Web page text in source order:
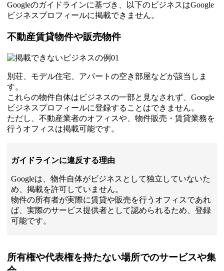
Googleのガイドラインに基づき、以下のビジネスはGoogle
ビジネスプロフィールに掲載できません。
不動産賃貸物件や販売物件
別荘、モデル住宅、アパートの空き部屋などが該当しま
す。
これらの物件自体はビジネスの一部と見なされず、Google
ビジネスプロフィールに登録することはできません。
ただし、不動産業者のオフィスや、物件販売・賃貸業務を
行うオフィスは掲載可能です。
ガイドラインに違反する理由
Googleは、物件自体がビジネスとして独立していないた
め、掲載を許可していません。
物件の所有者が実際に賃貸や販売を行うオフィスであれ
ば、実際のサービス提供者として認められるため、登録
可能です。
所有権や代表権を持たない場所でのサービスや集